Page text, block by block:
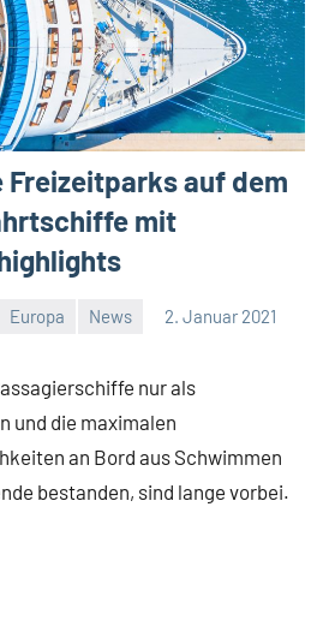
Freizeitparks auf dem
mit
Europa News 2. Januar 2021
nur als
und die maximalen
an Bord aus Schwimmen
bestanden, sind lange vorbei.